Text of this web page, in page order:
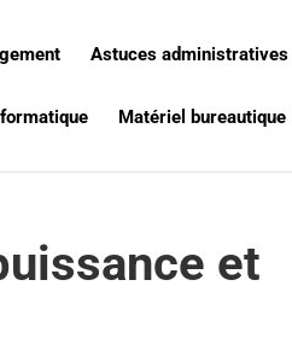
Astuces
Matériel bureautique
et